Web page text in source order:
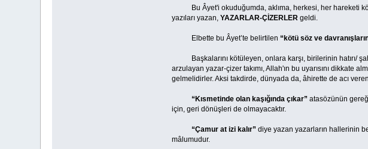
Bu Âyet'i okuduğumda, aklıma, herkesi, her hareketi
yazıları yazan, YAZARLAR-ÇİZERLERgeldi.
Elbette bu Âyet’te belirtilen “kötü söz ve
Başkalarını kötüleyen, onlara karşı, birilerinin hatırı/
arzulayan yazar-çizer takımı, Allah'ın bu uyarısını dikkate
gelmelidirler. Aksi takdirde, dünyada da, âhirette de acı
“Kısmetinde olan kaşığında çıkar”atasözünün
için, geri dönüşleri de olmayacaktır.
“Çamur at izi kalır”diye yazan yazarların hallerinin
mâlumudur.